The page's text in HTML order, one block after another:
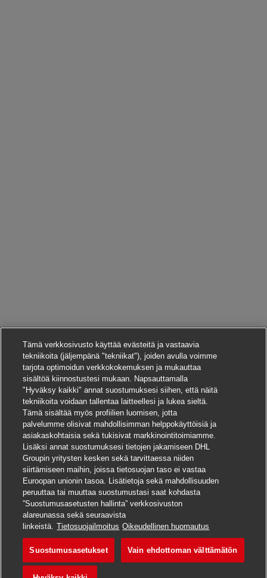
Hae tätä työpaikkaa
Tallenna työpaikka
Tämä verkkosivusto käyttää evästeitä ja vastaavia
tekniikoita (jäljempänä "tekniikat"), joiden avulla voimme
tarjota optimoidun verkkokokemuksen ja mukauttaa
sisältöä kiinnostustesi mukaan. Napsauttamalla
"Hyväksy kaikki" annat suostumuksesi siihen, että näitä
tekniikoita voidaan tallentaa laitteellesi ja lukea sieltä.
Tämä sisältää myös profiilien luomisen, jotta
palvelumme olisivat mahdollisimman helppokäyttöisiä ja
asiakaskohtaisia sekä tukisivat markkinointitoimiamme.
Lisäksi annat suostumuksesi tietojen jakamiseen DHL
Groupin yritysten kesken sekä tarvittaessa niiden
siirtämiseen maihin, joissa tietosuojan taso ei vastaa
Euroopan unionin tasoa. Lisätietoja sekä mahdollisuuden
peruuttaa tai muuttaa suostumustasi saat kohdasta
”Suostumusasetusten hallinta” verkkosivuston
alareunassa sekä seuraavista
linkeistä. Tietosuojailmoitus Oikeudellinen huomautus
Suostumusasetukset Vain ehdottoman välttämätön